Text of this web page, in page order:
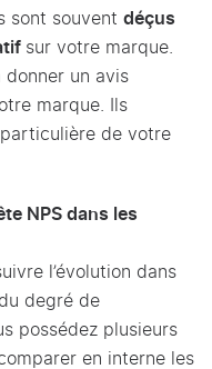
sont souvent déçus
sur votre marque.
donner un avis
marque. Ils
de votre
NPS dans les
l’évolution dans
degré de
possédez plusieurs
en interne les